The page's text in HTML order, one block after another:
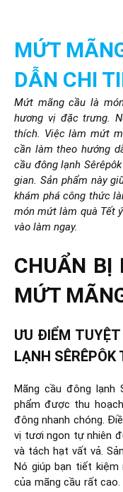
MỨT
DẪN CHI
Mứt mãng cầu là
hương vị đặc trưng.
thích. Việc làm mứt
cần làm theo hướng
cầu đông lạnh
gian. Sản phẩm này
khám phá công thức
món mứt làm quà Tết
vào làm ngay.
CHUẨN BỊ
MỨT
ƯU ĐIỂM
LẠNH SÊRÊPÔK
Mãng cầu đông lạnh
phẩm được thu
đông nhanh chóng.
vị tươi ngon tự nhiên
và tách hạt vất vả.
Nó giúp bạn tiết kiệm
của mãng cầu rất